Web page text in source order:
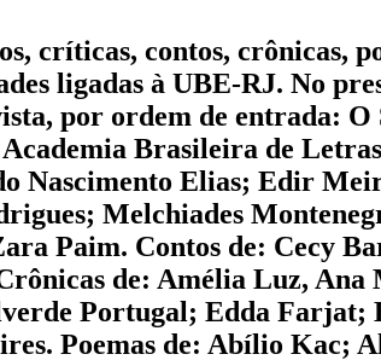
críticas, contos, crônicas,
ligadas à UBE-RJ. No
por ordem de entrada:
Brasileira de
Nascimento Elias; Edir
Melchiades
Paim. Contos de: Cecy
de: Amélia Luz,
Portugal; Edda
Poemas de: Abílio Kac;